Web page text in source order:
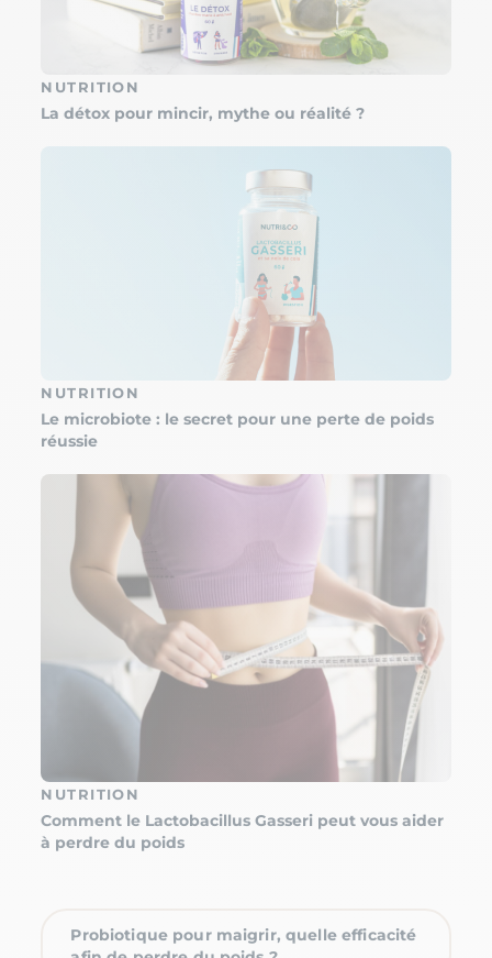
NUTRITION
La détox pour mincir, mythe ou réalité ?
NUTRITION
Le microbiote : le secret pour une perte de poids
réussie
NUTRITION
Comment le Lactobacillus Gasseri peut vous aider
à perdre du poids
Probiotique pour maigrir, quelle efficacité